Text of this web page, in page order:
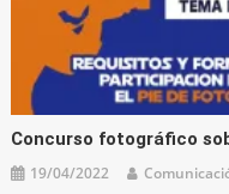
Concurso fotográfico
19/04/2022